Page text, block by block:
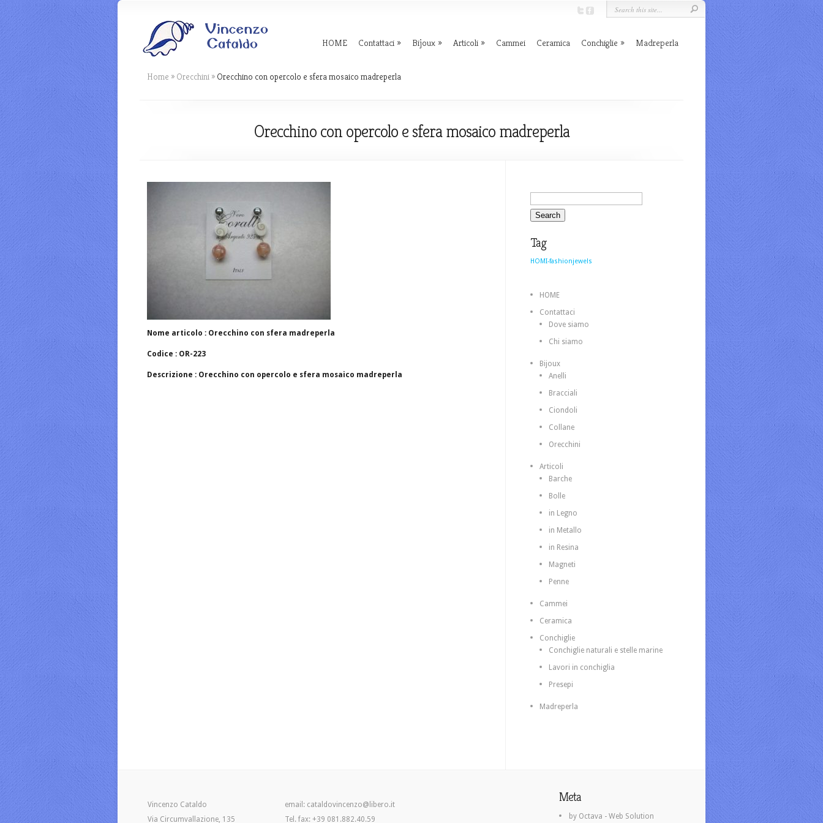
HOME Contattaci Bijoux Articoli Cammei Ceramica Conchiglie Madreperla
Home » Orecchini » Orecchino con opercolo e sfera mosaico madreperla
Orecchino con opercolo e sfera mosaico madreperla
Nome articolo : Orecchino con sfera madreperla
Codice : OR-223
Descrizione : Orecchino con opercolo e sfera mosaico madreperla
Tag
HOMI-fashionjewels
HOME
Contattaci
Dove siamo
Chi siamo
Bijoux
Anelli
Bracciali
Ciondoli
Collane
Orecchini
Articoli
Barche
Bolle
in Legno
in Metallo
in Resina
Magneti
Penne
Cammei
Ceramica
Conchiglie
Conchiglie naturali e stelle marine
Lavori in conchiglia
Presepi
Madreperla
Vincenzo Cataldo
Via Circumvallazione, 135
email: cataldovincenzo@libero.it
Tel. fax: +39 081.882.40.59
Meta
by Octava - Web Solution